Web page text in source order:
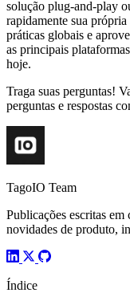
solução plug-and-play
rapidamente sua
práticas globais e
as principais
hoje.
Traga suas perguntas!
perguntas e respostas
TagoIO Team
Publicações escritas
novidades de produto,
Índice